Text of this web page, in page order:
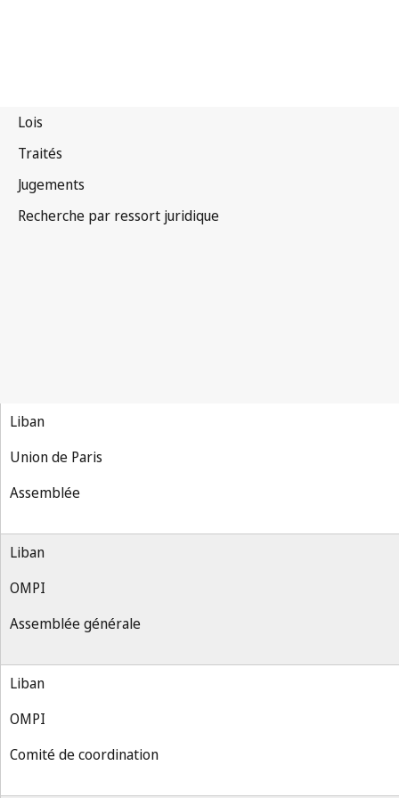
Liban
Union de Paris
Assemblée
Liban
OMPI
Assemblée générale
Liban
OMPI
Comité de coordination